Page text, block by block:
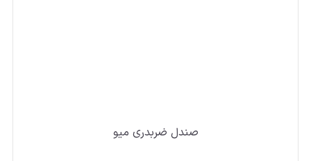
صندل ضربدری میو